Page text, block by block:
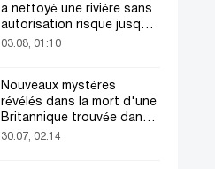
a nettoyé une rivière sans
autorisation risque jusqu'à
2 ans de prison
03.08, 01:10
Nouveaux mystères
révélés dans la mort d'une
Britannique trouvée dans
une valise
30.07, 02:14